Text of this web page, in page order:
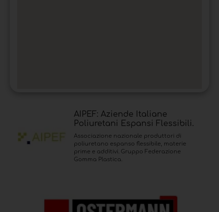
AIPEF: Aziende Italiane
Poliuretani Espansi Flessibili.
Associazione nazionale produttori di
poliuretano espanso flessibile, materie
prime e additivi. Gruppo Federazione
Gomma Plastica.